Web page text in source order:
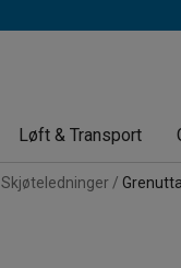
Løft & Transport
Skjøteledninger